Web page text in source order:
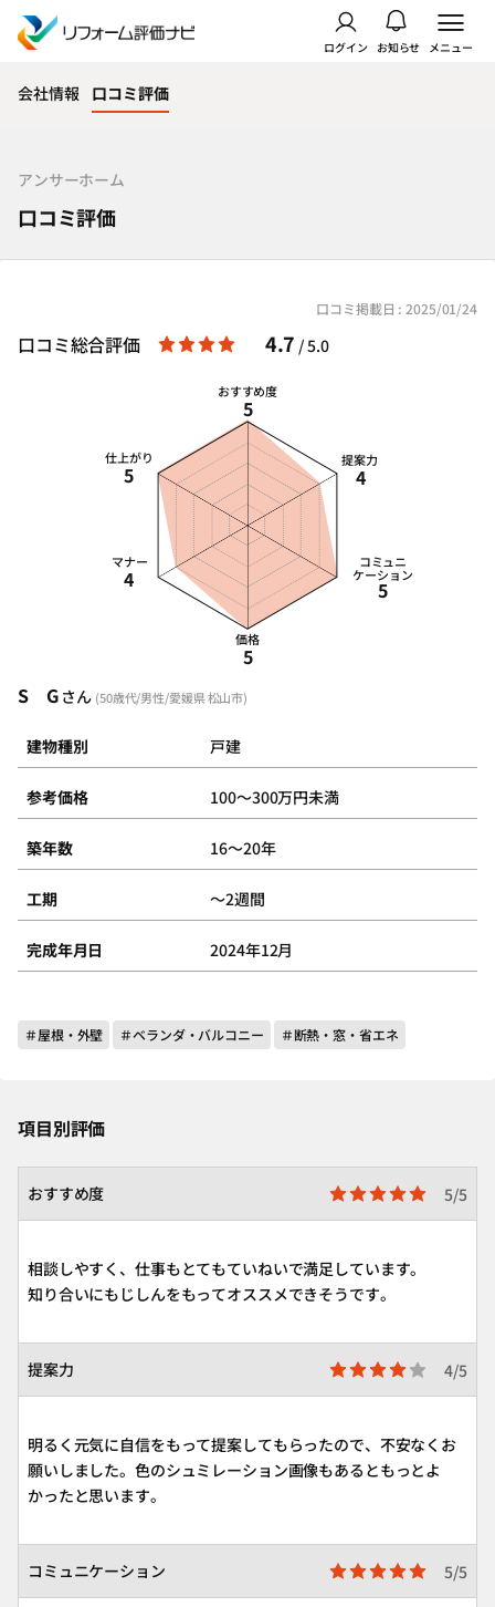
ログイン お知らせ メニュー
会社情報 口コミ評価
アンサーホーム
口コミ評価
口コミ掲載日 : 2025/01/24
S Gさん (50歳代/男性/愛媛県 松山市)
建物種別 戸建
参考価格 100～300万円未満
築年数 16～20年
工期 ～2週間
完成年月日 2024年12月
＃屋根・外壁 ＃ベランダ・バルコニー ＃断熱・窓・省エネ
口コミ総合評価 4.7 / 5.0
おすすめ度
5
提案力
4
コミュニ
ケーション
5
価格
5
マナー
4
仕上がり
5
項目別評価
おすすめ度 5/5
相談しやすく、仕事もとてもていねいで満足しています。
知り合いにもじしんをもってオススメできそうです。
提案力 4/5
明るく元気に自信をもって提案してもらったので、不安なくお
願いしました。色のシュミレーション画像もあるともっとよ
かったと思います。
コミュニケーション 5/5